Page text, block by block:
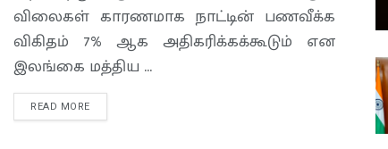
விலைகள் காரணமாக நாட்டின் பணவீக்க
விகிதம் 7% ஆக அதிகரிக்கக்கூடும் என
இலங்கை மத்திய ...
READ MORE